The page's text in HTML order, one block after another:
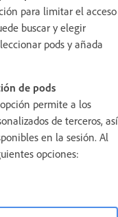
para limitar el acceso
buscar y elegir
pods y añada
de pods
permite a los
de terceros, así
en la sesión. Al
opciones: